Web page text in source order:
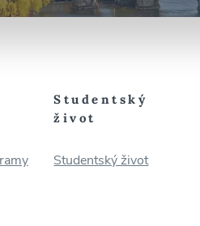
Studentský
život
Studentský život